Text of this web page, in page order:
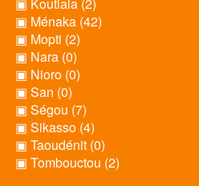
▣ Ménaka (42)
▣ Mopti (2)
▣ Nara (0)
▣ Nioro (0)
▣ San (0)
▣ Ségou (7)
▣ Sikasso (4)
▣ Taoudénit (0)
▣ Tombouctou (2)